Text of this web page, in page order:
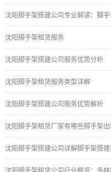
沈阳脚手架搭建公司专业解读：脚
沈阳脚手架租赁服务
沈阳脚手架搭建公司服务优势分析
沈阳脚手架租赁服务类型详解
沈阳脚手架搭建公司服务优势解析
沈阳脚手架租赁厂家有哪些脚手架
沈阳脚手架搭建公司详解脚手架搭
沈阳脚手架租赁公司行业概览：多